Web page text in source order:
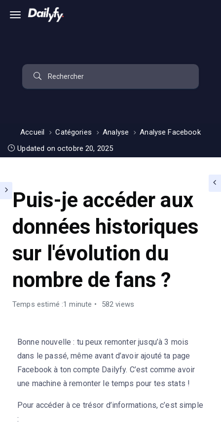
Accueil Catégories Analyse
Analyse Facebook
Updated on octobre 20, 2025
Puis-je accéder aux
données historiques
sur l'évolution du
nombre de fans ?
Temps estimé :1 minute 582 views
Bonne nouvelle : tu peux remonter jusqu’à 3 mois
dans le passé, même avant d’avoir ajouté ta page
Facebook à ton compte Dailyfy. C’est comme avoir
une machine à remonter le temps pour tes stats !
Pour accéder à ce trésor d’informations, c’est simple
: